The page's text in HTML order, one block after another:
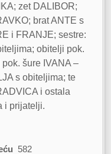
zet DALIBOR;
brat ANTE s
i FRANJE; sestre:
obitelji pok.
šure IVANA –
s obiteljima; te
i ostala
i prijatelji.
582